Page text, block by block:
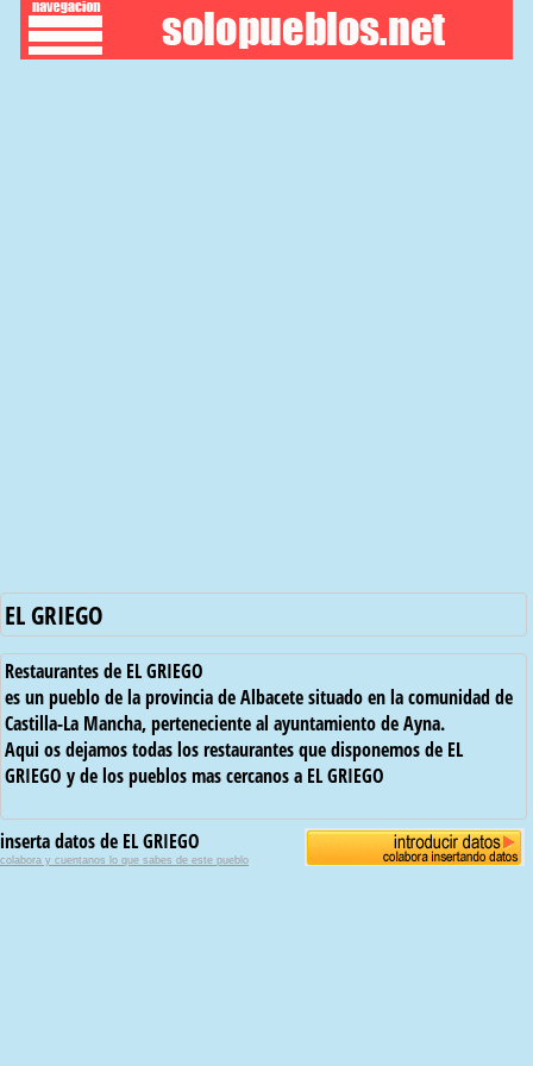
EL GRIEGO
Restaurantes de EL GRIEGO
es un pueblo de la provincia de Albacete situado en la comunidad de
Castilla-La Mancha, perteneciente al ayuntamiento de Ayna.
Aqui os dejamos todas los restaurantes que disponemos de EL
GRIEGO y de los pueblos mas cercanos a EL GRIEGO
inserta datos de EL GRIEGO
colabora y cuentanos lo que sabes de este pueblo